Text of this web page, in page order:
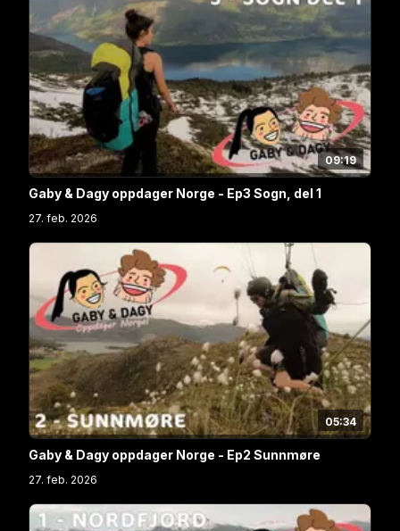
09:19
Gaby & Dagy oppdager Norge - Ep3 Sogn, del 1
27. feb. 2026
05:34
Gaby & Dagy oppdager Norge - Ep2 Sunnmøre
27. feb. 2026